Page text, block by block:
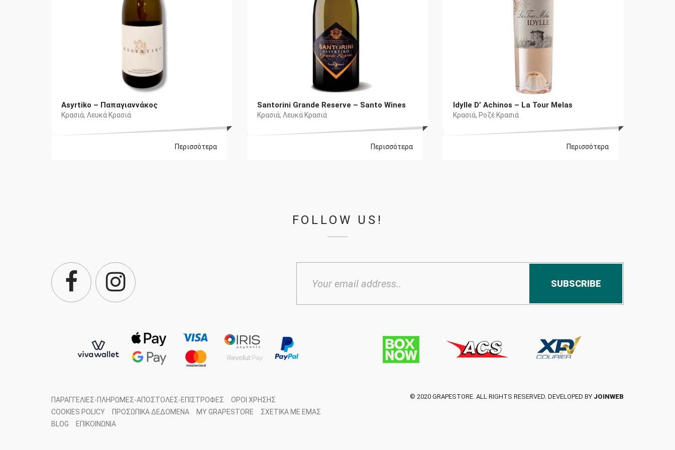
Asyrtiko – Παπαγιαννάκος
Κρασιά, Λευκά Κρασιά
Περισσότερα
Santorini Grande Reserve – Santo Wines
Κρασιά, Λευκά Κρασιά
Περισσότερα
Idylle D’ Achinos – La Tour Melas
Κρασιά, Ροζέ Κρασιά
Περισσότερα
FOLLOW US!
SUBSCRIBE
ΠΑΡΑΓΓΕΛΊΕΣ-ΠΛΗΡΩΜΈΣ-ΑΠΟΣΤΟΛΈΣ-ΕΠΙΣΤΡΟΦΈΣ
ΌΡΟΙ ΧΡΉΣΗΣ
COOKIES POLICY
ΠΡΟΣΩΠΙΚΆ ΔΕΔΟΜΈΝΑ MY GRAPESTORE
ΣΧΕΤΙΚΆ ΜΕ ΕΜΆΣ
BLOG
ΕΠΙΚΟΙΝΩΝΊΑ
© 2020 GRAPESTORE. ALL RIGHTS RESERVED. DEVELOPED BY JOINWEB